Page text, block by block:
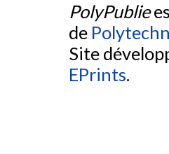
PolyPublie
de
Site
EPrints.